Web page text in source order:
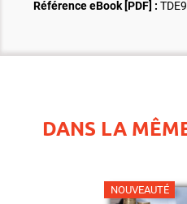
Référence eBook [PDF] :
DANS LA
NOUVEAUTÉ